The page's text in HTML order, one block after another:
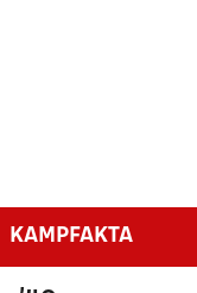
KAMPFAKTA